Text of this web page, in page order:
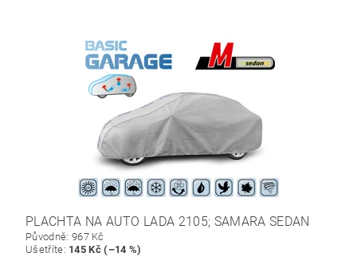
PLACHTA NA AUTO LADA 2105; SAMARA SEDAN
Původně: 967 Kč
Ušetříte: 145 Kč (–14 %)